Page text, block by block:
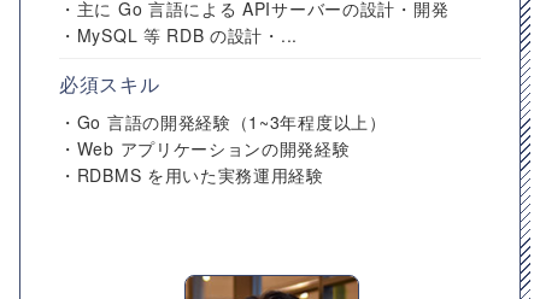
・主に Go 言語による APIサーバーの設計・開発
・MySQL 等 RDB の設計・...
必須スキル
・Go 言語の開発経験（1~3年程度以上）
・Web アプリケーションの開発経験
・RDBMS を用いた実務運用経験